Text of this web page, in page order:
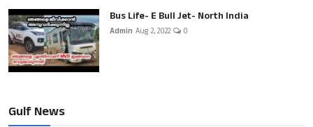
Bus Life- E Bull Jet- North India
Admin Aug 2, 2022 0
Gulf News